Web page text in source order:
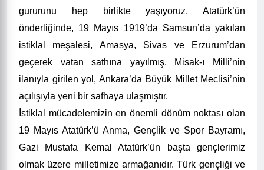
gururunu hep birlikte yaşıyoruz. Atatürk’ün
önderliğinde, 19 Mayıs 1919’da Samsun’da yakılan
istiklal meşalesi, Amasya, Sivas ve Erzurum’dan
geçerek vatan sathına yayılmış, Misak-ı Milli’nin
ilanıyla girilen yol, Ankara’da Büyük Millet Meclisi’nin
açılışıyla yeni bir safhaya ulaşmıştır.
İstiklal mücadelemizin en önemli dönüm noktası olan
19 Mayıs Atatürk’ü Anma, Gençlik ve Spor Bayramı,
Gazi Mustafa Kemal Atatürk’ün başta gençlerimiz
olmak üzere milletimize armağanıdır. Türk gençliği ve